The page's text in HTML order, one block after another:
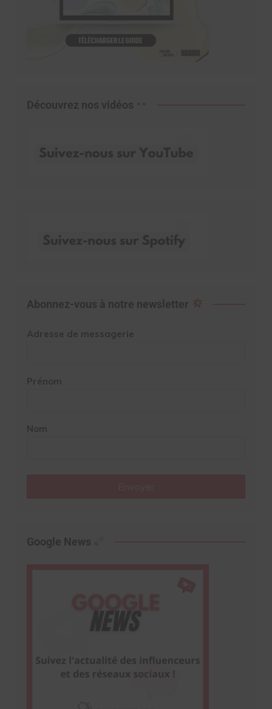
Découvrez nos vidéos
Abonnez-vous à notre newsletter
Adresse de messagerie
Prénom
Nom
Google News